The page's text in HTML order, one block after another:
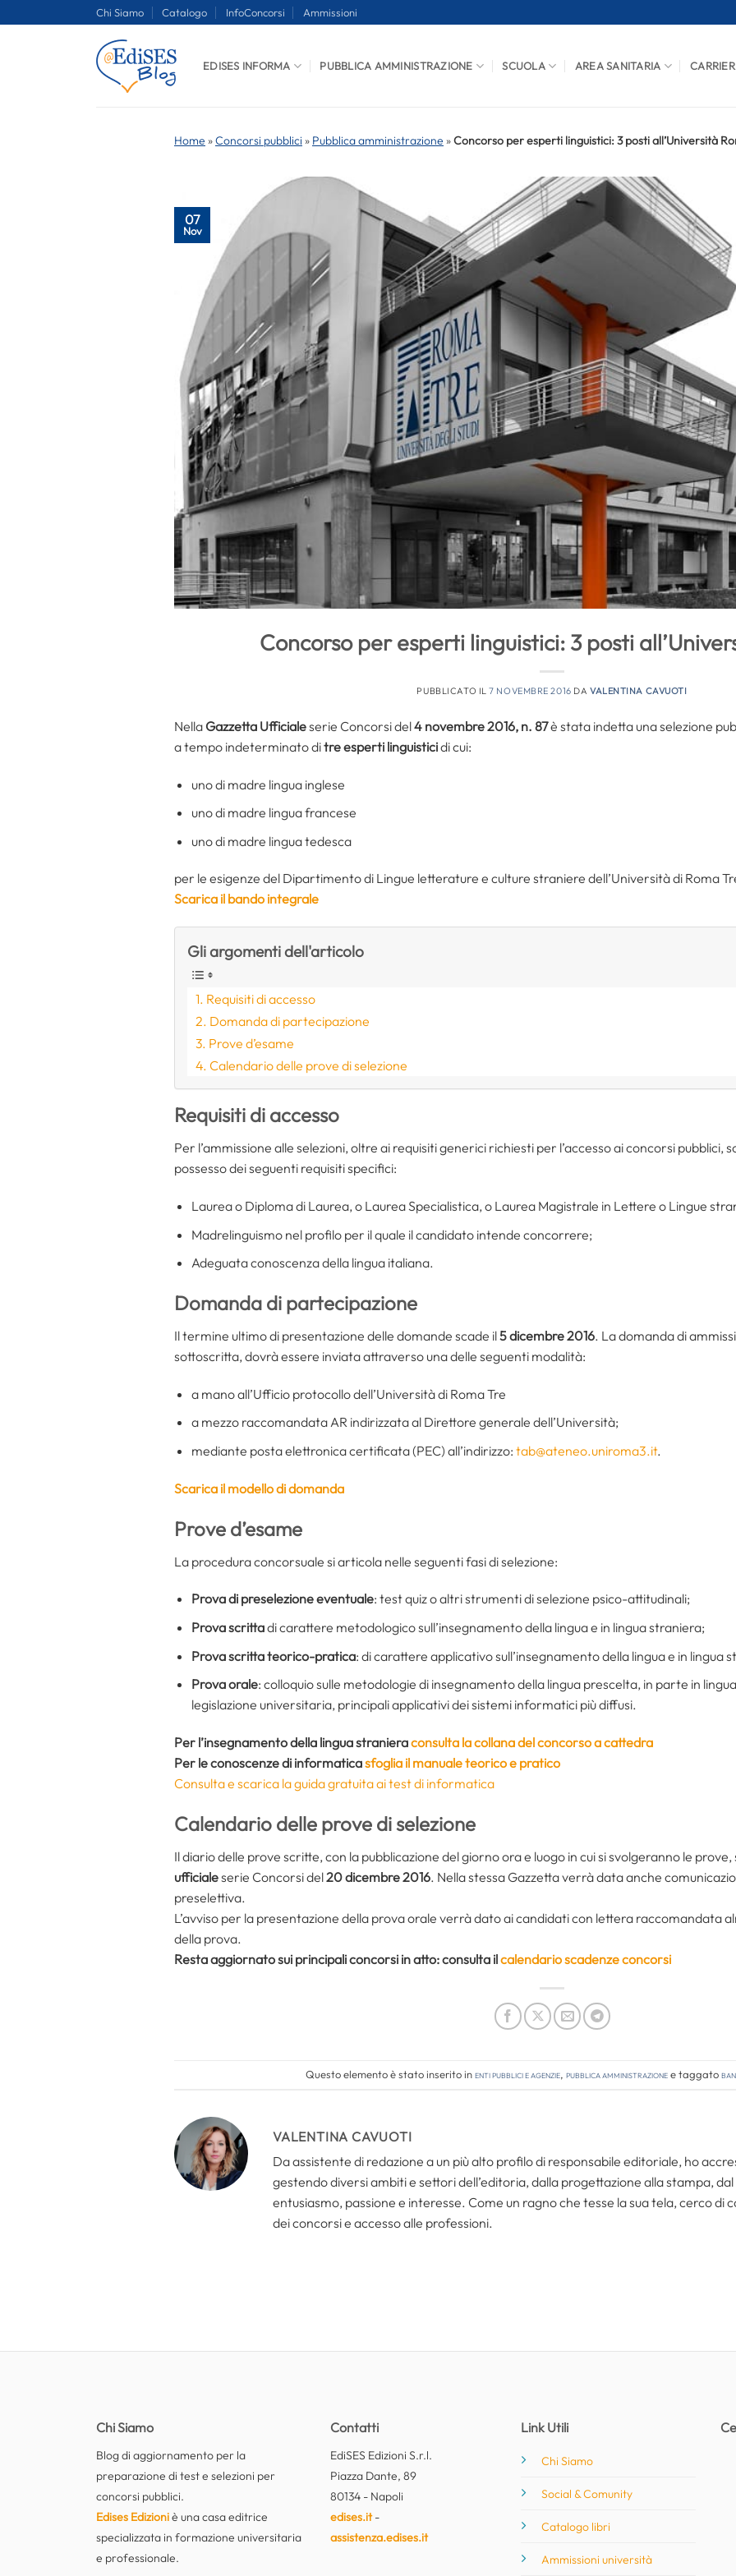
Chi Siamo Catalogo InfoConcorsi Ammissioni
EDISES INFORMA PUBBLICA AMMINISTRAZIONE SCUOLA AREA SANITARIA
Home »Concorsi pubblici » Pubblica amministrazione »Concorso per esperti linguistici: 3 posti all’Università
07
Nov
Concorso per esperti linguistici: 3 posti
PUBBLICATO IL7 NOVEMBRE 2016 DA VALENTINA CAVUOTI
Nella Gazzetta Ufficialeserie Concorsi del4 novembre2016, n. 87è stata indetta una selezione
a tempo indeterminato ditre esperti linguisticidi cui:
uno di madre lingua inglese
uno di madre lingua francese
uno di madre lingua tedesca
per le esigenze del Dipartimento di Lingue letterature e culture straniere dell’Università di Roma
Scarica il bando integrale
Gli argomenti dell'articolo
Requisiti di accesso
Domanda di partecipazione
Prove d’esame
Calendario delle prove di selezione
Requisiti di accesso
Per l’ammissione alle selezioni, oltre ai requisiti generici richiesti per l’accesso ai concorsi pubblici,
possesso dei seguenti requisiti specifici:
Laurea o Diploma di Laurea, o Laurea Specialistica, o Laurea Magistrale in Lettere o Lingue
Madrelinguismo nel profilo per il quale il candidato intende concorrere;
Adeguata conoscenza della lingua italiana.
Domanda di partecipazione
Il termine ultimo di presentazione delle domande scade il5 dicembre 2016. La domanda di
sottoscritta, dovrà essere inviata attraverso una delle seguenti modalità:
a mano all’Ufficio protocollo dell’Università di Roma Tre
a mezzo raccomandata AR indirizzata al Direttore generale dell’Università;
mediante posta elettronica certificata (PEC) all’indirizzo: tab@ateneo.uniroma3.it.
Scarica il modello di domanda
Prove d’esame
La procedura concorsuale si articola nelle seguenti fasi di selezione:
Prova di preselezione eventuale: test quiz o altri strumenti di selezione psico-attitudinali;
Prova scrittadi carattere metodologico sull’insegnamento della lingua e in lingua straniera;
Prova scritta teorico-pratica: di carattere applicativo sull’insegnamento della lingua e in lingua
Prova orale: colloquio sulle metodologie di insegnamento della lingua prescelta, in parte in
legislazione universitaria, principali applicativi dei sistemi informatici più diffusi.
Per l’insegnamento della lingua stranieraconsulta la collana del concorso a cattedra
Per le conoscenze di informaticasfoglia il manuale teorico e pratico
Consulta e scarica la guida gratuita ai test di informatica
Calendario delle prove di selezione
Il diario delle prove scritte, con la pubblicazione del giorno ora e luogo in cui si svolgeranno le
ufficialeserie Concorsi del20 dicembre 2016. Nella stessa Gazzetta verrà data anche
preselettiva.
L’avviso per la presentazione della prova orale verrà dato ai candidati con lettera raccomandata
della prova.
Resta aggiornato sui principali concorsi in atto: consulta ilcalendario scadenze concorsi
Questo elemento è stato inserito inEnti pubblici e agenzie, Pubblica amministrazionee taggato
VALENTINA CAVUOTI
Da assistente di redazione a un più alto profilo di responsabile editoriale, ho
gestendo diversi ambiti e settori dell’editoria, dalla progettazione alla stampa,
entusiasmo, passione e interesse. Come un ragno che tesse la sua tela, cerco di
dei concorsi e accesso alle professioni.
Chi Siamo
Blog di aggiornamento per la
preparazione di test e selezioni per
concorsi pubblici.
Edises Edizioniè una casa editrice
specializzata in formazione universitaria
e professionale.
Contatti
EdiSES Edizioni S.r.l.
Piazza Dante, 89
80134 - Napoli
edises.it-
assistenza.edises.it
Link Utili
Chi Siamo
Social & Comunity
Catalogo libri
Ammissioni università